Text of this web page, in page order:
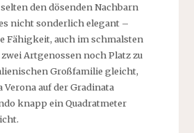
den dösenden Nachbarn
nicht sonderlich elegant –
Fähigkeit, auch im schmalsten
Artgenossen noch Platz zu
Großfamilie gleicht,
Verona auf der Gradinata
knapp ein Quadratmeter